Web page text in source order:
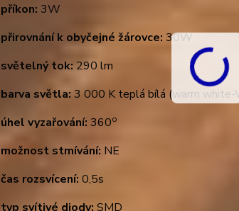
příkon: 3W
přirovnání k obyčejné žárovce: 30W
světelný tok: 290 lm
barva světla: 3 000 K teplá bílá (warm
úhel vyzařování: 360o
možnost stmívání: NE
čas rozsvícení: 0,5s
typ svítivé diody: SMD